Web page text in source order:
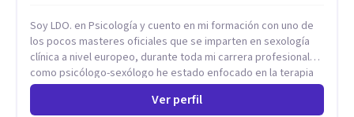
Soy LDO. en Psicología y cuento en mi formación con uno de
los pocos masteres oficiales que se imparten en sexología
clínica a nivel europeo, durante toda mi carrera profesional
como psicólogo-sexólogo he estado enfocado en la terapia
sexual desde una perspectiva multidisciplinar BIO-PSICO-
SOCIAL ya que aunque las bases de mi trabajo son
Ver perfil